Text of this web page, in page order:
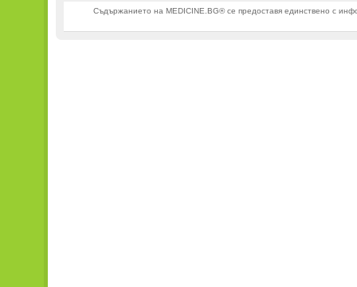
Съдържанието на MEDICINE.BG® се предоставя единствено с